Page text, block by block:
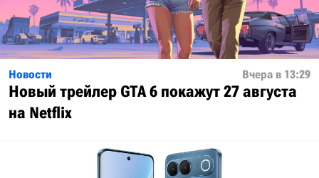
Новости Вчера в 13:29
Новый трейлер GTA 6 покажут 27 августа
на Netflix